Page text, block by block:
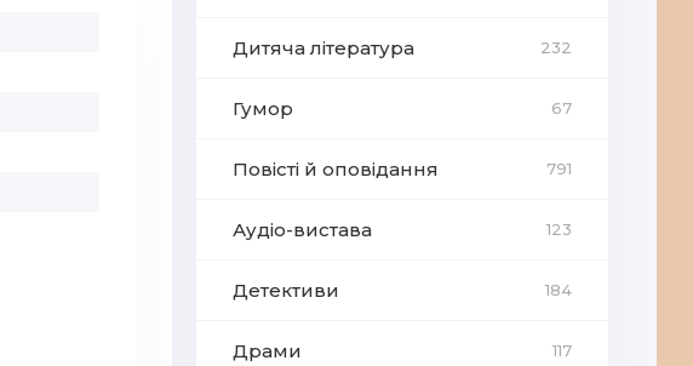
Дитяча література 232
Гумор 67
Повісті й оповідання 791
Аудіо-вистава 123
Детективи 184
Драми 117